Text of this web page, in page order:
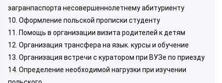
загранпаспорта несовершеннолетнему абитуриенту
10. Оформление польской прописки студенту
11. Помощь в организации визита родителей к детям
12. Организация трансфера на язык. курсы и обучение
13. Организация встречи с куратором при ВУЗе по приезду
14. Определение необходимой нагрузки при изучении